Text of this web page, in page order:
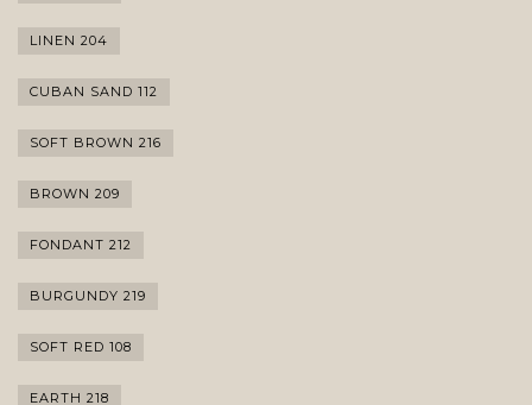
LINEN 204
CUBAN SAND 112
SOFT BROWN 216
BROWN 209
FONDANT 212
BURGUNDY 219
SOFT RED 108
EARTH 218